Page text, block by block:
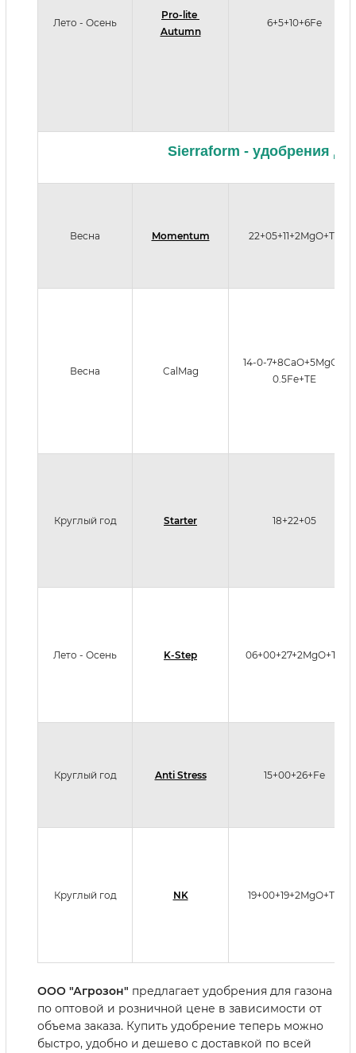
Лето - Осень
Pro-lite
Autumn
6+5+10+6Fe
Sierraform - удобрения
Весна Momentum 22+05+11+2MgO+TE
Весна CalMag
14-0-7+8CaO+5MgO +
0.5Fe+TE
Круглый год Starter 18+22+05
Лето - Осень K-Step 06+00+27+2MgO+TE
Круглый год Anti Stress 15+00+26+Fe
Круглый год NK 19+00+19+2MgO+TE
ООО "Агрозон" предлагает удобрения для газона
по оптовой и розничной цене в зависимости от
объема заказа. Купить удобрение теперь можно
быстро, удобно и дешево с доставкой по всей